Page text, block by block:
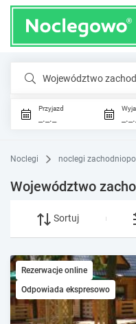
Województwo
Przyjazd
_._._ _._._
Noclegi noclegi
Województwo
Sortuj
Rezerwacje online
Odpowiada ekspresowo